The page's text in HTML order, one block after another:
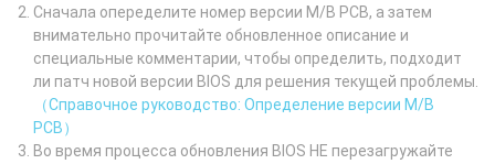
Сначала опеределите номер версии M/B PCB, а затем
внимательно прочитайте обновленное описание и
специальные комментарии, чтобы определить, подходит
ли патч новой версии BIOS для решения текущей проблемы.
（Справочное руководство: Определение версии M/B
PCB）
Во время процесса обновления BIOS НЕ перезагружайте